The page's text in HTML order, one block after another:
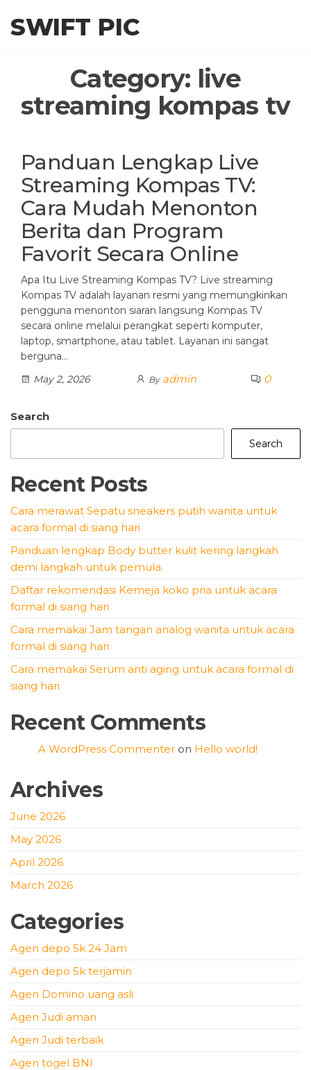
SWIFT PIC
Category: live
streaming kompas tv
Panduan Lengkap Live
Streaming Kompas TV:
Cara Mudah Menonton
Berita dan Program
Favorit Secara Online
Apa Itu Live Streaming Kompas TV? Live streaming
Kompas TV adalah layanan resmi yang memungkinkan
pengguna menonton siaran langsung Kompas TV
secara online melalui perangkat seperti komputer,
laptop, smartphone, atau tablet. Layanan ini sangat
berguna…
May 2, 2026
By admin 0
Search
Search
Recent Posts
Cara merawat Sepatu sneakers putih wanita untuk
acara formal di siang hari
Panduan lengkap Body butter kulit kering langkah
demi langkah untuk pemula.
Daftar rekomendasi Kemeja koko pria untuk acara
formal di siang hari
Cara memakai Jam tangan analog wanita untuk acara
formal di siang hari
Cara memakai Serum anti aging untuk acara formal di
siang hari
Recent Comments
A WordPress Commenter on Hello world!
Archives
June 2026
May 2026
April 2026
March 2026
Categories
Agen depo 5k 24 Jam
Agen depo 5k terjamin
Agen Domino uang asli
Agen Judi aman
Agen Judi terbaik
Agen togel BNI